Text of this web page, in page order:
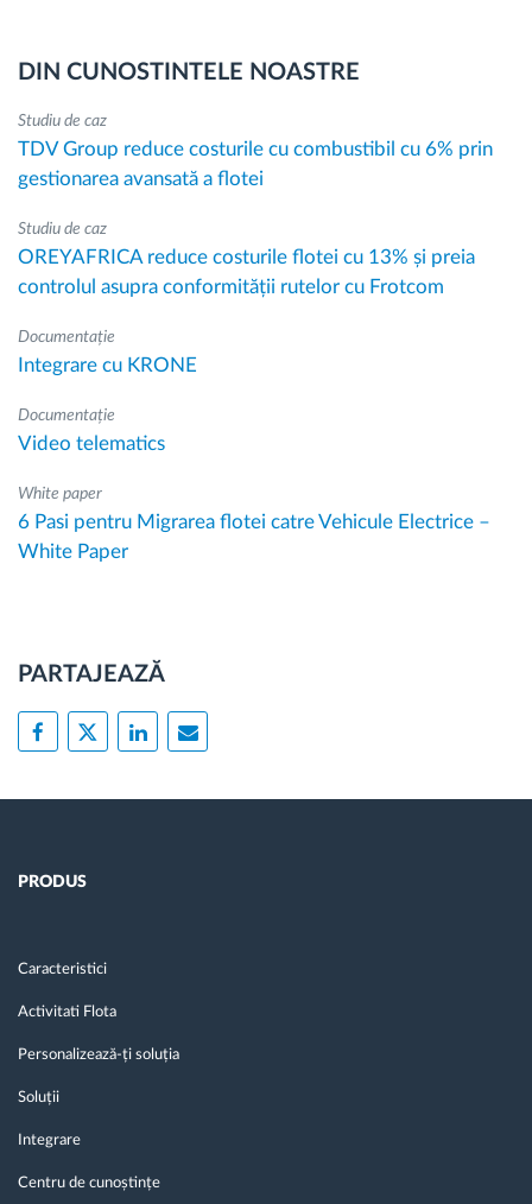
DIN CUNOSTINTELE NOASTRE
Studiu de caz
TDV Group reduce costurile cu combustibil cu 6% prin
gestionarea avansată a flotei
Studiu de caz
OREYAFRICA reduce costurile flotei cu 13% și preia
controlul asupra conformității rutelor cu Frotcom
Documentație
Integrare cu KRONE
Documentație
Video telematics
White paper
6 Pasi pentru Migrarea flotei catre Vehicule Electrice –
White Paper
PARTAJEAZĂ
PRODUS
Caracteristici
Activitati Flota
Personalizează-ți soluția
Soluții
Integrare
Centru de cunoștințe